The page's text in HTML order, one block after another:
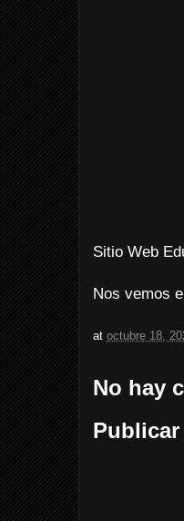
Sitio Web
Nos vemos
at octubre 18,
No hay